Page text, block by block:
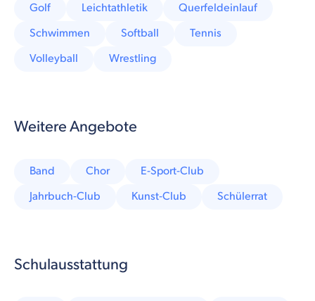
Golf
Leichtathletik
Querfeldeinlauf
Schwimmen
Softball
Tennis
Volleyball
Wrestling
Weitere Angebote
Band Chor
E-Sport-Club
Jahrbuch-Club
Kunst-Club Schülerrat
Schulausstattung